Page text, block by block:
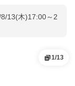
13(木)17:00～2
1/13